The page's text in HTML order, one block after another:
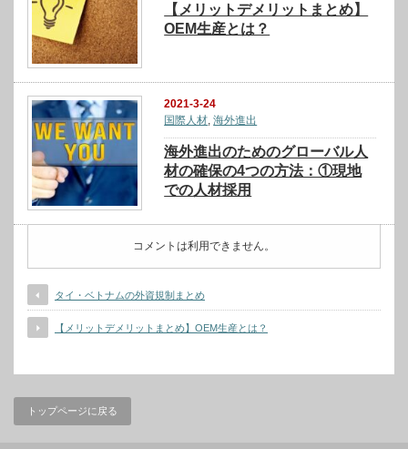
【メリットデメリットまとめ】
OEM生産とは？
2021-3-24
国際人材,海外進出
海外進出のためのグローバル人
材の確保の4つの方法：①現地
での人材採用
コメントは利用できません。
タイ・ベトナムの外資規制まとめ
【メリットデメリットまとめ】OEM生産とは？
トップページに戻る